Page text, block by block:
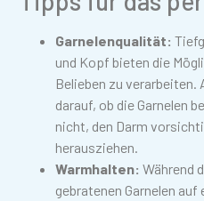
Garnelenqualität:
und Kopf bieten die
Belieben zu verarbeiten.
darauf, ob die Garnelen
nicht, den Darm
herausziehen.
Warmhalten: Während
gebratenen Garnelen